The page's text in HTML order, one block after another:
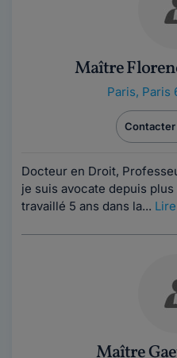
Maître
Paris, Paris
Docteur en Droit,
je suis avocate depuis plus
travaillé 5 ans dans la...
Maître